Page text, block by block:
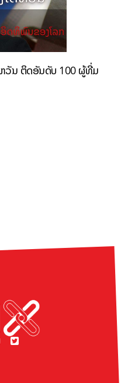
ຫວັນ ຕິດອັນດັບ 100 ຜູ້ທີ່ມ